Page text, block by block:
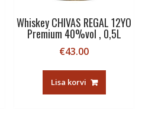
Whiskey CHIVAS REGAL 12YO
Premium 40%vol , 0,5L
€43.00
Lisa korvi